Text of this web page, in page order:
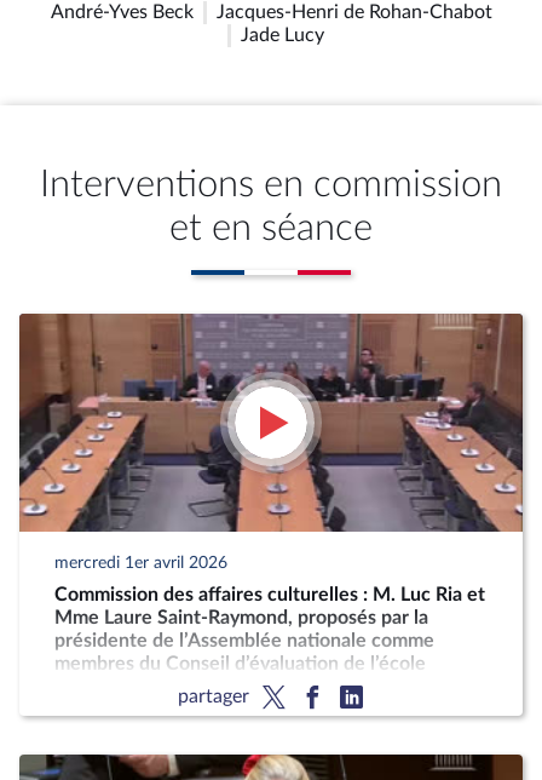
André-Yves Beck
Jacques-Henri de Rohan-Chabot
Jade Lucy
Interventions en commission
et en séance
mercredi 1er avril 2026
Commission des affaires culturelles : M. Luc Ria et
Mme Laure Saint-Raymond, proposés par la
présidente de l’Assemblée nationale comme
membres du Conseil d’évaluation de l’école
partager